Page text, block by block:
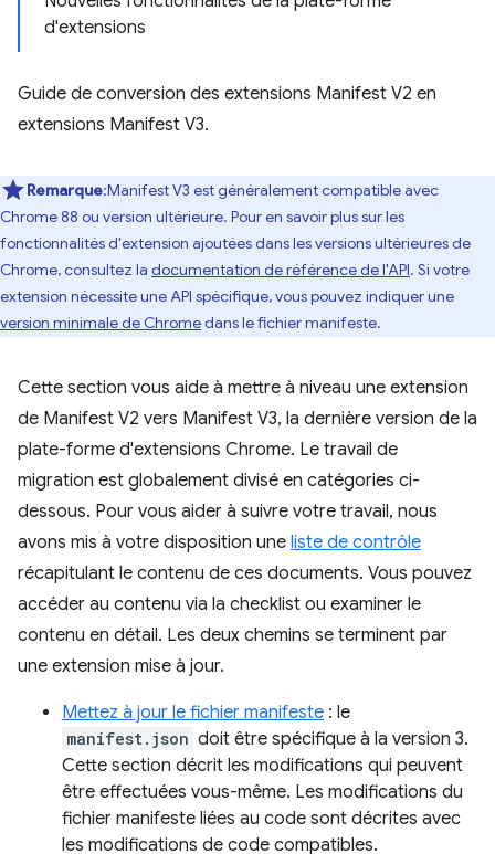
d'extensions
Guide de conversion des extensions Manifest V2 en
extensions Manifest V3.
Remarque:Manifest V3 est généralement compatible avec
Chrome 88 ou version ultérieure. Pour en savoir plus sur les
fonctionnalités d'extension ajoutées dans les versions ultérieures de
Chrome, consultez la documentation de référence de l'API. Si votre
extension nécessite une API spécifique, vous pouvez indiquer une
version minimale de Chromedans le fichier manifeste.
Cette section vous aide à mettre à niveau une extension
de Manifest V2 vers Manifest V3, la dernière version de la
plate-forme d'extensions Chrome. Le travail de
migration est globalement divisé en catégories ci-
dessous. Pour vous aider à suivre votre travail, nous
avons mis à votre disposition une liste de contrôle
récapitulant le contenu de ces documents. Vous pouvez
accéder au contenu via la checklist ou examiner le
contenu en détail. Les deux chemins se terminent par
une extension mise à jour.
Mettez à jour le fichier manifeste : le
manifest.json doit être spécifique à la version 3.
Cette section décrit les modifications qui peuvent
être effectuées vous-même. Les modifications du
fichier manifeste liées au code sont décrites avec
les modifications de code compatibles.